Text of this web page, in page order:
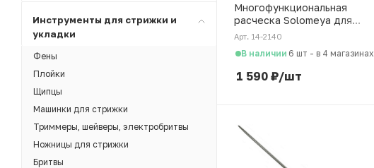
Многофункциональная
расческа Solomeya для
распутывания, массажа и
золотой
Арт. 14-2140
В наличии 6 шт - в 4 магазинах
1 590₽/шт
Инструменты для стрижки и
укладки
Фены
Плойки
Щипцы
Машинки для стрижки
Триммеры, шейверы, электробритвы
Ножницы для стрижки
Бритвы